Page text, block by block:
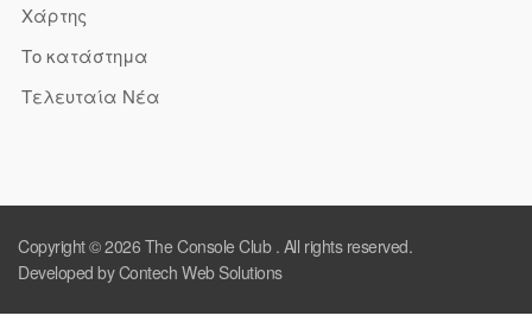
Χάρτης
Το κατάστημα
Τελευταία Νέα
Copyright © 2026 The Console Club. All rights reserved.
Developed by Contech Web Solutions